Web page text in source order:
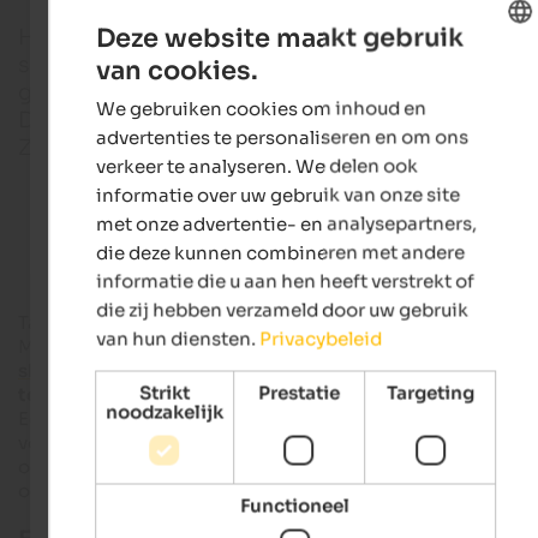
Het zonnige hoogplateau boven het Meraner
scoort met een breed scala aan buitenactiviteiten,
Dolomieten en de nabijheid van het aantrekkelijke
Zuid-Tiroler kuuroord.
Wandelhotels in Zuid-Tirol
Talrijke wandelpaden en mountainbikeroutes doorkruisen
Merano 2000 gebied, dat in de winter een indrukwekkend
skigebieddicht bij de stad is en ook in de zomer
toegang biedt tot de bergenmet verschillende open liften.
Een zomerrodelbaan en het Outdoor Kids Camp bieden actie
voor jong en oud en een ritje op Avelengo paarden in hun
oorspronkelijke woonplaats staat garant voor een
onvergetelijke vakantie-ervaring.
Deze website maakt gebruik
van cookies.
We gebruiken cookies om inhoud en
advertenties te personaliseren en om ons
verkeer te analyseren. We delen ook
informatie over uw gebruik van onze site
met onze advertentie- en analysepartners,
die deze kunnen combineren met andere
informatie die u aan hen heeft verstrekt of
die zij hebben verzameld door uw gebruik
van hun diensten. Privacybeleid
Strikt
noodzakelijk
Prestatie Targeting
Functioneel